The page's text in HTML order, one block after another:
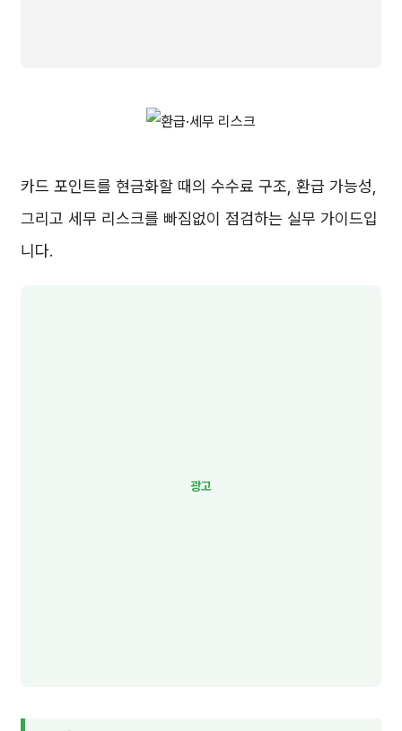
카드 포인트를 현금화할 때의 수수료 구조, 환급 가능성,
그리고 세무 리스크를 빠짐없이 점검하는 실무 가이드입
니다.